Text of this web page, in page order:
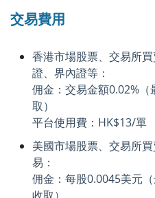
交易費用
香港市場股票、交易所
證、界內證等：
佣金：交易金額0.02%
取）
平台使用費：HK$13/單
美國市場股票、交易所
易：
佣金：每股0.0045美元